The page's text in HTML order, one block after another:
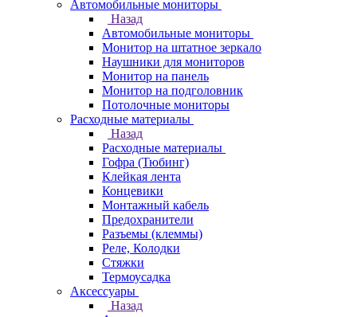
Автомобильные мониторы
Назад
Автомобильные мониторы
Монитор на штатное зеркало
Наушники для мониторов
Монитор на панель
Монитор на подголовник
Потолочные мониторы
Расходные материалы
Назад
Расходные материалы
Гофра (Тюбинг)
Клейкая лента
Концевики
Монтажный кабель
Предохранители
Разъемы (клеммы)
Реле, Колодки
Стяжки
Термоусадка
Аксессуары
Назад